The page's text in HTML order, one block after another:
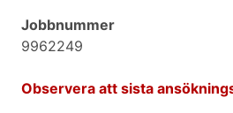
Jobbnummer
9962249
Observera att sista